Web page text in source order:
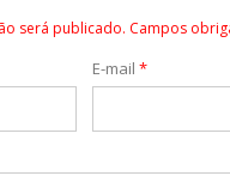
será publicado. Campos
E-mail *